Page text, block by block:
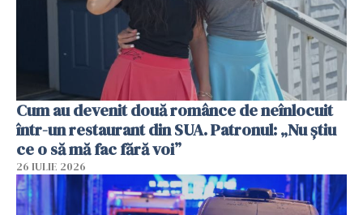
Cum au devenit două românce de neînlocuit
într-un restaurant din SUA. Patronul: „Nu știu
ce o să mă fac fără voi”
26 IULIE 2026